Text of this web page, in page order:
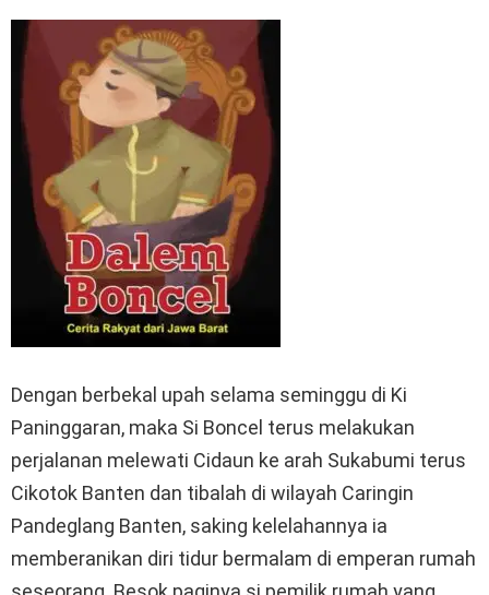
Dengan berbekal upah selama seminggu di Ki
Paninggaran, maka Si Boncel terus melakukan
perjalanan melewati Cidaun ke arah Sukabumi terus
Cikotok Banten dan tibalah di wilayah Caringin
Pandeglang Banten, saking kelelahannya ia
memberanikan diri tidur bermalam di emperan rumah